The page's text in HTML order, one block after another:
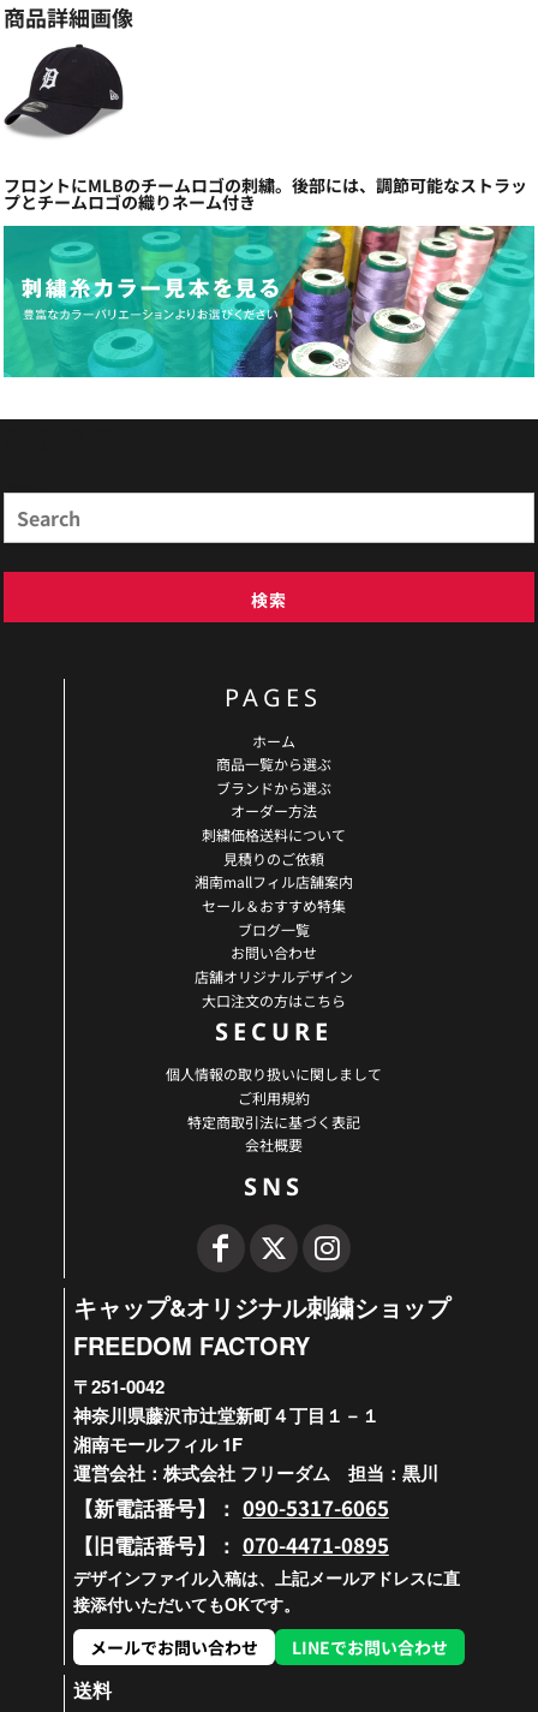
商品詳細画像
フロントにMLBのチームロゴの刺繍。後部には、調節可能なストラッ
プとチームロゴの織りネーム付き
検索
PAGES
ホーム
商品一覧から選ぶ
ブランドから選ぶ
オーダー方法
刺繍価格送料について
見積りのご依頼
湘南mallフィル店舗案内
セール＆おすすめ特集
ブログ一覧
お問い合わせ
店舗オリジナルデザイン
大口注文の方はこちら
SECURE
個人情報の取り扱いに関しまして
ご利用規約
特定商取引法に基づく表記
会社概要
SNS
キャップ&オリジナル刺繍ショップ
FREEDOM FACTORY
〒251-0042
神奈川県藤沢市辻堂新町４丁目１－１
湘南モールフィル 1F
運営会社：株式会社 フリーダム 担当：黒川
【新電話番号】： 090-5317-6065
【旧電話番号】： 070-4471-0895
デザインファイル入稿は、上記メールアドレスに直
接添付いただいてもOKです。
メールでお問い合わせ
LINEでお問い合わせ
送料